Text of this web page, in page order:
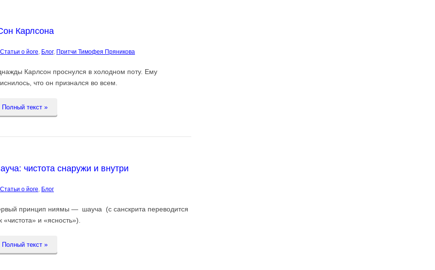
Карлсона
Cтатьи о йоге, Блог, Притчи Тимофея Пряникова
Карлсон проснулся в холодном поту. Ему
что он признался во всем.
Полный текст »
чистота снаружи и внутри
Cтатьи о йоге, Блог
принцип ниямы — шауча (с санскрита переводится
«чистота» и «ясность»).
Полный текст »